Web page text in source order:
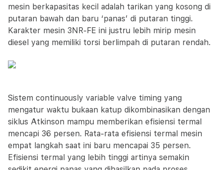
mesin berkapasitas kecil adalah tarikan yang kosong di
putaran bawah dan baru ‘panas’ di putaran tinggi.
Karakter mesin 3NR-FE ini justru lebih mirip mesin
diesel yang memiliki torsi berlimpah di putaran rendah.
Sistem continuously variable valve timing yang
mengatur waktu bukaan katup dikombinasikan dengan
siklus Atkinson mampu memberikan efisiensi termal
mencapi 36 persen. Rata-rata efisiensi termal mesin
empat langkah saat ini baru mencapai 35 persen.
Efisiensi termal yang lebih tinggi artinya semakin